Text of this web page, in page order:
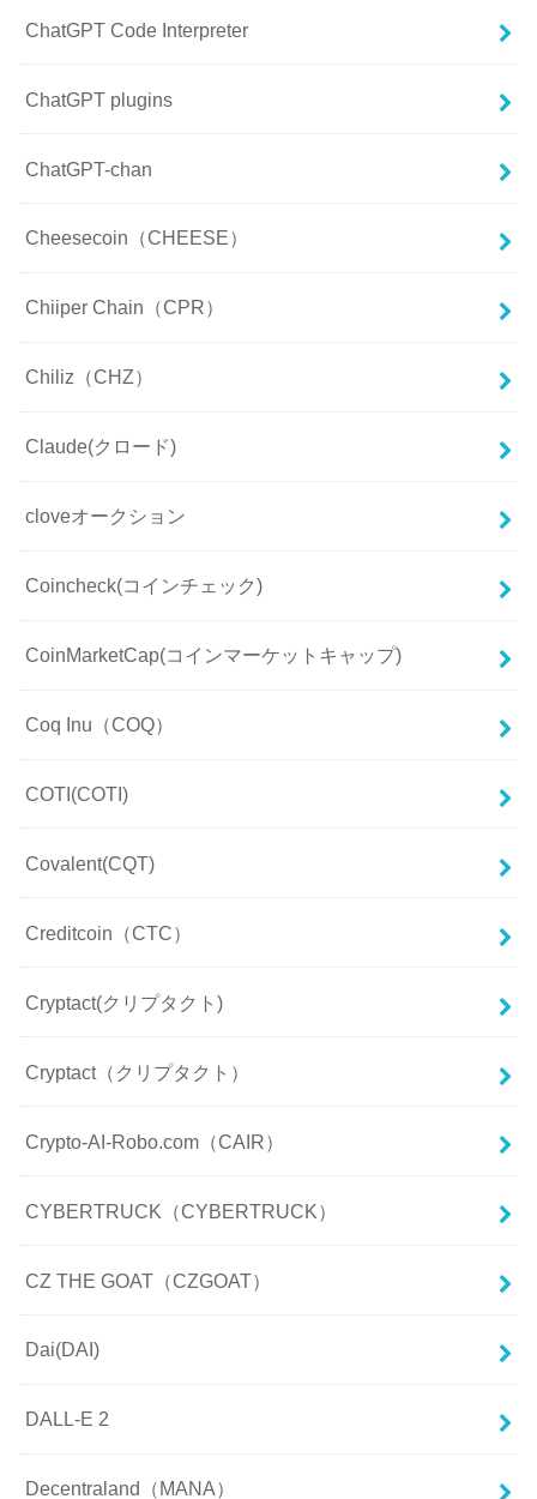
ChatGPT Code Interpreter
ChatGPT plugins
ChatGPT-chan
Cheesecoin（CHEESE）
Chiiper Chain（CPR）
Chiliz（CHZ）
Claude(クロード)
cloveオークション
Coincheck(コインチェック)
CoinMarketCap(コインマーケットキャップ)
Coq Inu（COQ）
COTI(COTI)
Covalent(CQT)
Creditcoin（CTC）
Cryptact(クリプタクト)
Cryptact（クリプタクト）
Crypto-AI-Robo.com（CAIR）
CYBERTRUCK（CYBERTRUCK）
CZ THE GOAT（CZGOAT）
Dai(DAI)
DALL-E 2
Decentraland（MANA）